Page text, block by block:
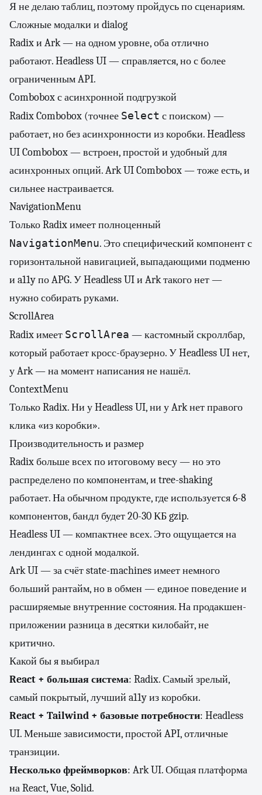
Я не делаю таблиц, поэтому пройдусь по сценариям.
Сложные модалки и dialog
Radix и Ark — на одном уровне, оба отлично
работают. Headless UI — справляется, но с более
ограниченным API.
Combobox с асинхронной подгрузкой
Radix Combobox (точнее Select с поиском) —
работает, но без асинхронности из коробки. Headless
UI Combobox — встроен, простой и удобный для
асинхронных опций. Ark UI Combobox — тоже есть, и
сильнее настраивается.
NavigationMenu
Только Radix имеет полноценный
NavigationMenu. Это специфический компонент с
горизонтальной навигацией, выпадающими подменю
и a11y по APG. У Headless UI и Ark такого нет —
нужно собирать руками.
ScrollArea
Radix имеет ScrollArea — кастомный скроллбар,
который работает кросс-браузерно. У Headless UI нет,
у Ark — на момент написания не нашёл.
ContextMenu
Только Radix. Ни у Headless UI, ни у Ark нет правого
клика «из коробки».
Производительность и размер
Radix больше всех по итоговому весу — но это
распределено по компонентам, и tree-shaking
работает. На обычном продукте, где используется 6-8
компонентов, бандл будет 20-30 КБ gzip.
Headless UI — компактнее всех. Это ощущается на
лендингах с одной модалкой.
Ark UI — за счёт state-machines имеет немного
больший рантайм, но в обмен — единое поведение и
расширяемые внутренние состояния. На продакшен-
приложении разница в десятки килобайт, не
критично.
Какой бы я выбирал
React + большая система: Radix. Самый зрелый,
самый покрытый, лучший a11y из коробки.
React + Tailwind + базовые потребности: Headless
UI. Меньше зависимости, простой API, отличные
транзиции.
Несколько фреймворков: Ark UI. Общая платформа
на React, Vue, Solid.